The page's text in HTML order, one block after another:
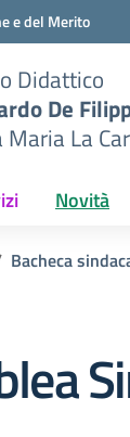
e del Merito
Didattico
De
Maria La
Novità
Bacheca